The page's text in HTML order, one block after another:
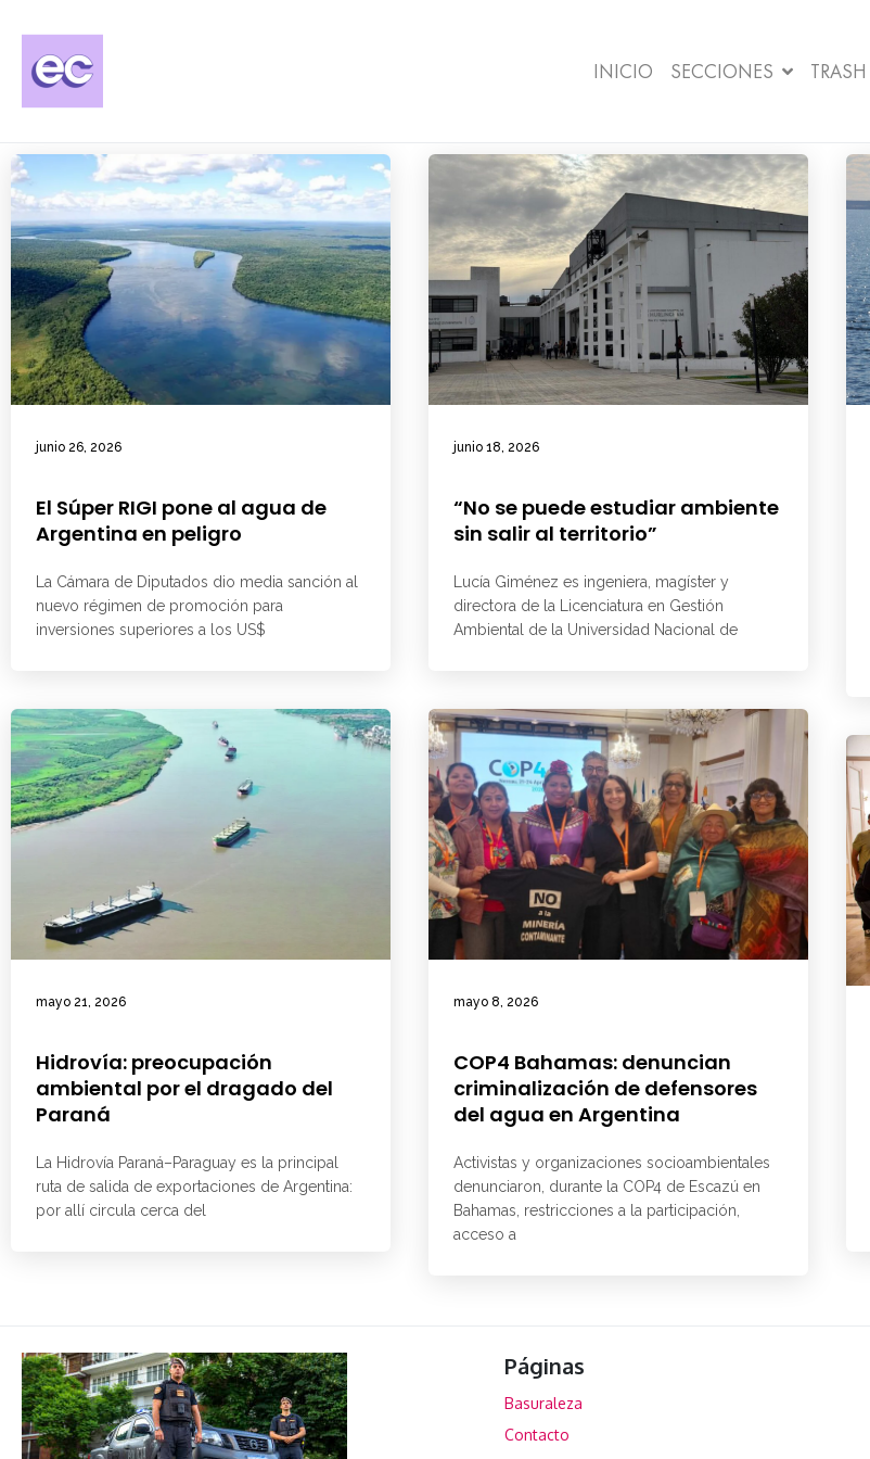
INICIO SECCIONES TRASH
junio 26, 2026
El Súper RIGI pone al agua de
Argentina en peligro
La Cámara de Diputados dio media sanción al
nuevo régimen de promoción para
inversiones superiores a los US$
junio 18, 2026
“No se puede estudiar ambiente
sin salir al territorio”
Lucía Giménez es ingeniera, magíster y
directora de la Licenciatura en Gestión
Ambiental de la Universidad Nacional de
mayo 21, 2026
Hidrovía: preocupación
ambiental por el dragado del
Paraná
La Hidrovía Paraná–Paraguay es la principal
ruta de salida de exportaciones de Argentina:
por allí circula cerca del
mayo 8, 2026
COP4 Bahamas: denuncian
criminalización de defensores
del agua en Argentina
Activistas y organizaciones socioambientales
denunciaron, durante la COP4 de Escazú en
Bahamas, restricciones a la participación,
acceso a
Páginas
Basuraleza
Contacto